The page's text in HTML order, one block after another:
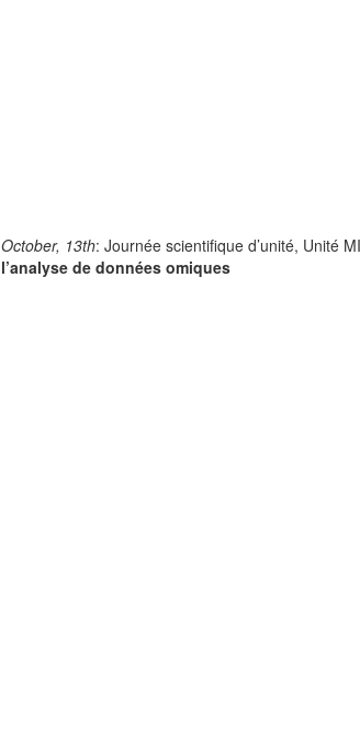
October, 13th: Journée scientifique d’unité, Unité
l’analyse de données omiques